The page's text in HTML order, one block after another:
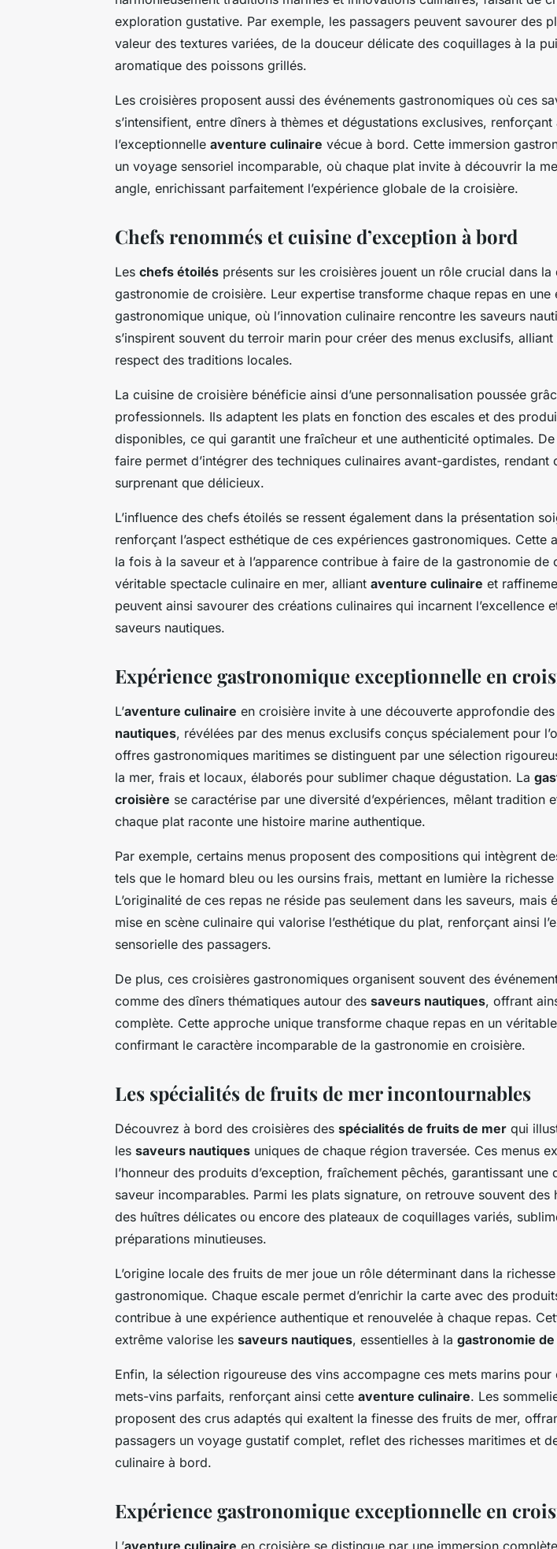
exploration gustative. Par exemple, les passagers peuvent savourer des
valeur des textures variées, de la douceur délicate des coquillages à la
aromatique des poissons grillés.
Les croisières proposent aussi des événements gastronomiques où ces
s’intensifient, entre dîners à thèmes et dégustations exclusives, renforçant
l’exceptionnelle aventure culinaire vécue à bord. Cette immersion
un voyage sensoriel incomparable, où chaque plat invite à découvrir la
angle, enrichissant parfaitement l’expérience globale de la croisière.
Chefs renommés et cuisine d’exception à bord
Les chefs étoilés présents sur les croisières jouent un rôle crucial dans la
gastronomie de croisière. Leur expertise transforme chaque repas en une
gastronomique unique, où l’innovation culinaire rencontre les saveurs
s’inspirent souvent du terroir marin pour créer des menus exclusifs,
respect des traditions locales.
La cuisine de croisière bénéficie ainsi d’une personnalisation poussée
professionnels. Ils adaptent les plats en fonction des escales et des
disponibles, ce qui garantit une fraîcheur et une authenticité optimales.
faire permet d’intégrer des techniques culinaires avant-gardistes, rendant
surprenant que délicieux.
L’influence des chefs étoilés se ressent également dans la présentation
renforçant l’aspect esthétique de ces expériences gastronomiques. Cette
la fois à la saveur et à l’apparence contribue à faire de la gastronomie de
véritable spectacle culinaire en mer, alliant aventure culinaire et
peuvent ainsi savourer des créations culinaires qui incarnent l’excellence
saveurs nautiques.
Expérience gastronomique exceptionnelle en
L’aventure culinaire en croisière invite à une découverte approfondie des
nautiques, révélées par des menus exclusifs conçus spécialement pour
offres gastronomiques maritimes se distinguent par une sélection
la mer, frais et locaux, élaborés pour sublimer chaque dégustation. La
croisière se caractérise par une diversité d’expériences, mêlant tradition
chaque plat raconte une histoire marine authentique.
Par exemple, certains menus proposent des compositions qui intègrent
tels que le homard bleu ou les oursins frais, mettant en lumière la
L’originalité de ces repas ne réside pas seulement dans les saveurs, mais
mise en scène culinaire qui valorise l’esthétique du plat, renforçant ainsi
sensorielle des passagers.
De plus, ces croisières gastronomiques organisent souvent des
comme des dîners thématiques autour des saveurs nautiques, offrant
complète. Cette approche unique transforme chaque repas en un
confirmant le caractère incomparable de la gastronomie en croisière.
Les spécialités de fruits de mer incontournables
Découvrez à bord des croisières des spécialités de fruits de mer qui
les saveurs nautiques uniques de chaque région traversée. Ces menus
l’honneur des produits d’exception, fraîchement pêchés, garantissant une
saveur incomparables. Parmi les plats signature, on retrouve souvent des
des huîtres délicates ou encore des plateaux de coquillages variés,
préparations minutieuses.
L’origine locale des fruits de mer joue un rôle déterminant dans la
gastronomique. Chaque escale permet d’enrichir la carte avec des
contribue à une expérience authentique et renouvelée à chaque repas.
extrême valorise les saveurs nautiques, essentielles à la gastronomie
Enfin, la sélection rigoureuse des vins accompagne ces mets marins
mets-vins parfaits, renforçant ainsi cette aventure culinaire. Les
proposent des crus adaptés qui exaltent la finesse des fruits de mer,
passagers un voyage gustatif complet, reflet des richesses maritimes et
culinaire à bord.
Expérience gastronomique exceptionnelle en